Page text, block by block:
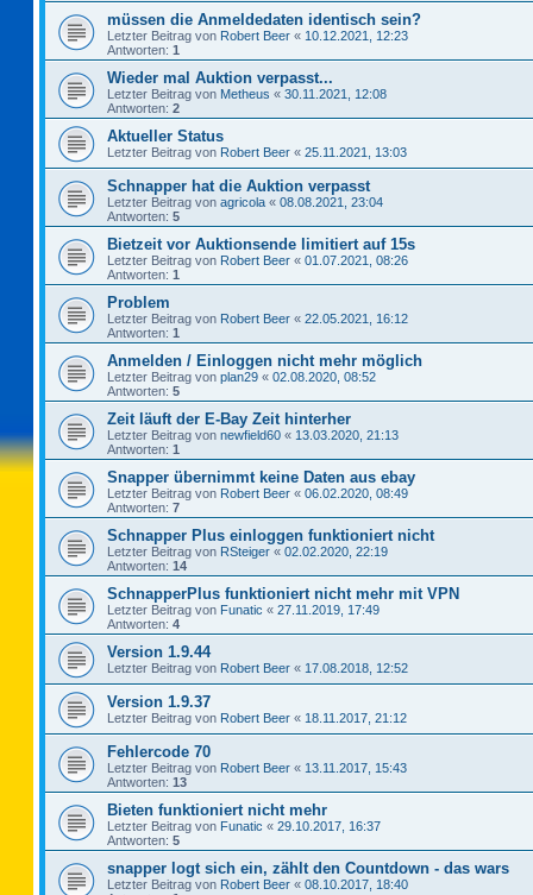
müssen die Anmeldedaten identisch sein?
Letzter Beitrag von Robert Beer « 10.12.2021, 12:23
Antworten: 1
Wieder mal Auktion verpasst...
Letzter Beitrag von Metheus « 30.11.2021, 12:08
Antworten: 2
Aktueller Status
Letzter Beitrag von Robert Beer « 25.11.2021, 13:03
Schnapper hat die Auktion verpasst
Letzter Beitrag von agricola « 08.08.2021, 23:04
Antworten: 5
Bietzeit vor Auktionsende limitiert auf 15s
Letzter Beitrag von Robert Beer « 01.07.2021, 08:26
Antworten: 1
Problem
Letzter Beitrag von Robert Beer « 22.05.2021, 16:12
Antworten: 1
Anmelden / Einloggen nicht mehr möglich
Letzter Beitrag von plan29 « 02.08.2020, 08:52
Antworten: 5
Zeit läuft der E-Bay Zeit hinterher
Letzter Beitrag von newfield60 « 13.03.2020, 21:13
Antworten: 1
Snapper übernimmt keine Daten aus ebay
Letzter Beitrag von Robert Beer « 06.02.2020, 08:49
Antworten: 7
Schnapper Plus einloggen funktioniert nicht
Letzter Beitrag von RSteiger « 02.02.2020, 22:19
Antworten: 14
SchnapperPlus funktioniert nicht mehr mit VPN
Letzter Beitrag von Funatic « 27.11.2019, 17:49
Antworten: 4
Version 1.9.44
Letzter Beitrag von Robert Beer « 17.08.2018, 12:52
Version 1.9.37
Letzter Beitrag von Robert Beer « 18.11.2017, 21:12
Fehlercode 70
Letzter Beitrag von Robert Beer « 13.11.2017, 15:43
Antworten: 13
Bieten funktioniert nicht mehr
Letzter Beitrag von Funatic « 29.10.2017, 16:37
Antworten: 5
snapper logt sich ein, zählt den Countdown - das wars
Letzter Beitrag von Robert Beer « 08.10.2017, 18:40